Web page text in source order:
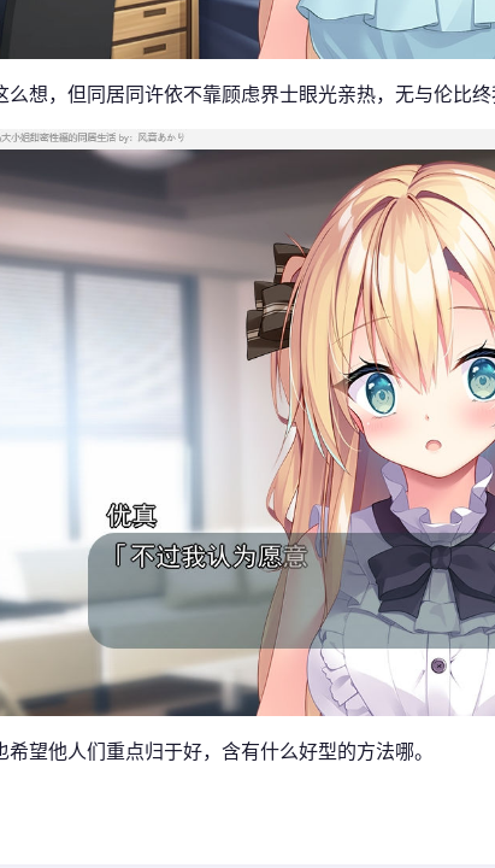
么想，但同居同许依不靠顾虑界士眼光亲热，无与伦比终
希望他人们重点归于好，含有什么好型的方法哪。